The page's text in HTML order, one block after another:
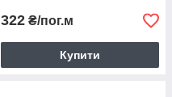
322 ₴/пог.м
Купити